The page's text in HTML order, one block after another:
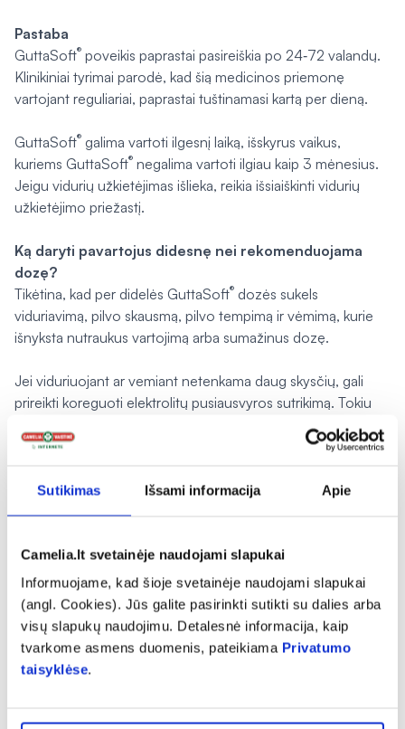
Sutikimas Išsami informacija Apie
Camelia.lt svetainėje naudojami slapukai
Informuojame, kad šioje svetainėje naudojami slapukai
(angl. Cookies). Jūs galite pasirinkti sutikti su dalies arba
visų slapukų naudojimu. Detalesnė informacija, kaip
tvarkome asmens duomenis, pateikiama Privatumo
taisyklėse.
Pastaba
GuttaSoft® poveikis paprastai pasireiškia po 24‑72 valandų.
Klinikiniai tyrimai parodė, kad šią medicinos priemonę
vartojant reguliariai, paprastai tuštinamasi kartą per dieną.
GuttaSoft® galima vartoti ilgesnį laiką, išskyrus vaikus,
kuriems GuttaSoft® negalima vartoti ilgiau kaip 3 mėnesius.
Jeigu vidurių užkietėjimas išlieka, reikia išsiaiškinti vidurių
užkietėjimo priežastį.
Ką daryti pavartojus didesnę nei rekomenduojama
dozę?
Tikėtina, kad per didelės GuttaSoft® dozės sukels
viduriavimą, pilvo skausmą, pilvo tempimą ir vėmimą, kurie
išnyksta nutraukus vartojimą arba sumažinus dozę.
Jei viduriuojant ar vemiant netenkama daug skysčių, gali
prireikti koreguoti elektrolitų pusiausvyros sutrikimą. Tokiu
Negalima vartoti dvigubos GuttaSoft®dozės norint
kompensuoti praleistą dozę.
4. Galimas šalutinis poveikis
Šalutinis poveikis paprastai būna lengvas ir laikinas.
Šalutinis poveikis